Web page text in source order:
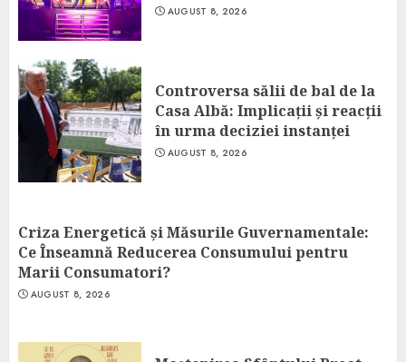
AUGUST 8, 2026
Controversa sălii de bal de la
Casa Albă: Implicații și reacții
în urma deciziei instanței
AUGUST 8, 2026
Criza Energetică și Măsurile Guvernamentale:
Ce Înseamnă Reducerea Consumului pentru
Marii Consumatori?
AUGUST 8, 2026